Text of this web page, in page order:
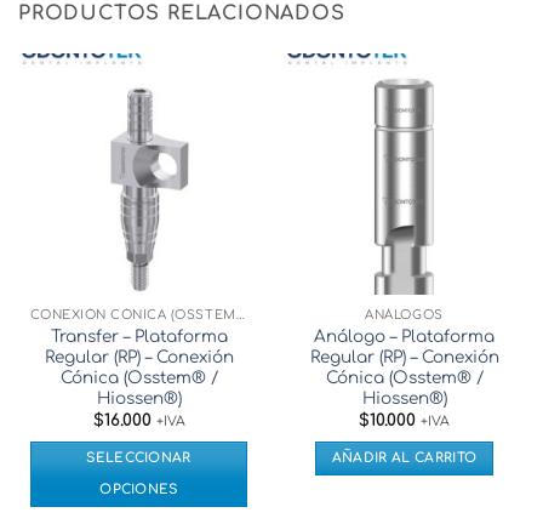
PRODUCTOS RELACIONADOS
Transfer – Plataforma
Regular (RP) – Conexión
Cónica (Osstem® /
Hiossen®)
$16.000 +IVA
SELECCIONAR
OPCIONES
ANÁLOGOS
Análogo – Plataforma
Regular (RP) – Conexión
Cónica (Osstem® /
Hiossen®)
$10.000 +IVA
AÑADIR AL CARRITO